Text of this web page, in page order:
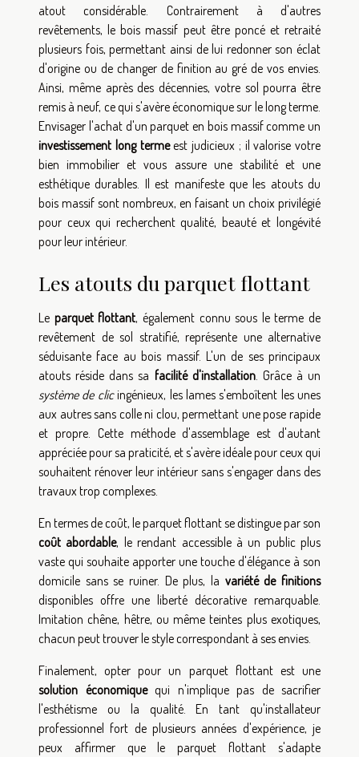
atout considérable. Contrairement à d'autres
revêtements, le bois massif peut être poncé et retraité
plusieurs fois, permettant ainsi de lui redonner son éclat
d'origine ou de changer de finition au gré de vos envies.
Ainsi, même après des décennies, votre sol pourra être
remis à neuf, ce qui s'avère économique sur le long terme.
Envisager l'achat d'un parquet en bois massif comme un
investissement long termeest judicieux ; il valorise votre
bien immobilier et vous assure une stabilité et une
esthétique durables. Il est manifeste que les atouts du
bois massif sont nombreux, en faisant un choix privilégié
pour ceux qui recherchent qualité, beauté et longévité
pour leur intérieur.
Les atouts du parquet flottant
Le parquet flottant, également connu sous le terme de
revêtement de sol stratifié, représente une alternative
séduisante face au bois massif. L'un de ses principaux
atouts réside dans sa facilité d'installation. Grâce à un
système de clicingénieux, les lames s'emboîtent les unes
aux autres sans colle ni clou, permettant une pose rapide
et propre. Cette méthode d'assemblage est d'autant
appréciée pour sa praticité, et s'avère idéale pour ceux qui
souhaitent rénover leur intérieur sans s'engager dans des
travaux trop complexes.
En termes de coût, le parquet flottant se distingue par son
coût abordable, le rendant accessible à un public plus
vaste qui souhaite apporter une touche d'élégance à son
domicile sans se ruiner. De plus, la variété de finitions
disponibles offre une liberté décorative remarquable.
Imitation chêne, hêtre, ou même teintes plus exotiques,
chacun peut trouver le style correspondant à ses envies.
Finalement, opter pour un parquet flottant est une
solution économiquequi n'implique pas de sacrifier
l'esthétisme ou la qualité. En tant qu'installateur
professionnel fort de plusieurs années d'expérience, je
peux affirmer que le parquet flottant s'adapte